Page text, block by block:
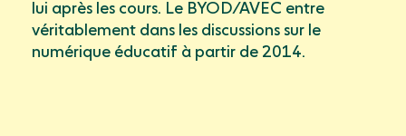
lui après les cours. Le BYOD/AVEC entre
véritablement dans les discussions sur le
numérique éducatif à partir de 2014.